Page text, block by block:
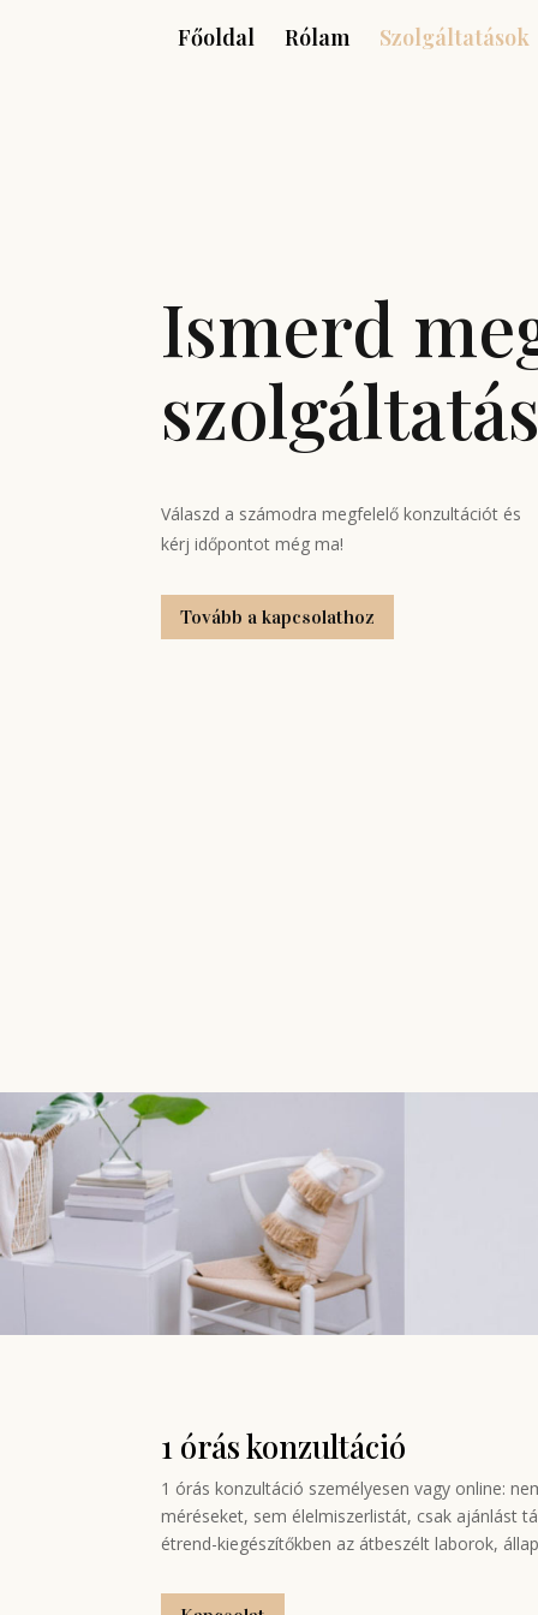
Főoldal Rólam Szolgáltatások
Ismerd
Válaszd a számodra megfelelő konzultációt és
kérj időpontot még ma!
Tovább a kapcsolathoz
1 órás konzultáció
1 órás konzultáció személyesen vagy online:
méréseket, sem élelmiszerlistát, csak ajánlást
étrend-kiegészítőkben az átbeszélt laborok,